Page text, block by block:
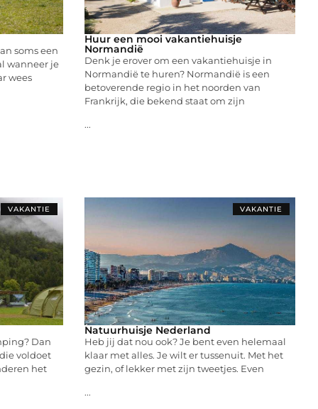
soms een
wanneer je
wees
Huur een mooi vakantiehuisje
Normandië
Denk je erover om een vakantiehuisje in
Normandië te huren? Normandië is een
betoverende regio in het noorden van
Frankrijk, die bekend staat om zijn
...
VAKANTIE
Dan
voldoet
het
VAKANTIE
Natuurhuisje Nederland
Heb jij dat nou ook? Je bent even helemaal
klaar met alles. Je wilt er tussenuit. Met het
gezin, of lekker met zijn tweetjes. Even
...